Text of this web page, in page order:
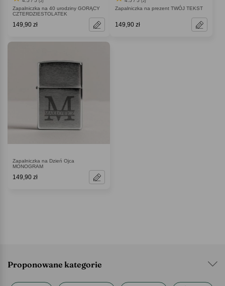
Zapalniczka na 40 urodziny GORĄCY
CZTERDZIESTOLATEK
149,90 zł
Zapalniczka na prezent TWÓJ TEKST
149,90 zł
Zapalniczka na Dzień Ojca
MONOGRAM
149,90 zł
Proponowane kategorie